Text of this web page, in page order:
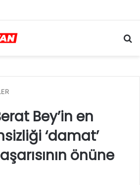
Sonra Hedef “Siber Vatan”
Bey’in en
‘damat’
önüne